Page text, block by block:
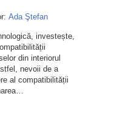
Ada Ştefan
investește,
din interiorul
nevoii de a
al compatibilității